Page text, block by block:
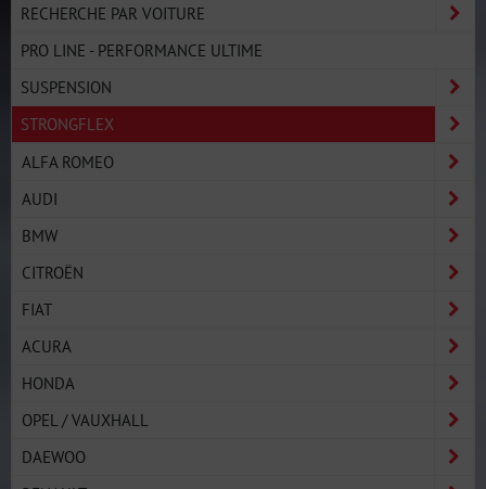
RECHERCHE PAR VOITURE
PRO LINE - PERFORMANCE ULTIME
SUSPENSION
STRONGFLEX
ALFA ROMEO
AUDI
BMW
CITROËN
FIAT
ACURA
HONDA
OPEL / VAUXHALL
DAEWOO